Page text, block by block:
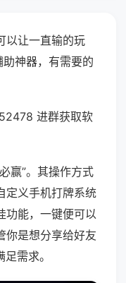
以让一直输的玩
助神器，有需要的
进群获取软
赢”。其操作方式
定义手机打牌系统
功能，一键便可以
你是想分享给好友
需求。